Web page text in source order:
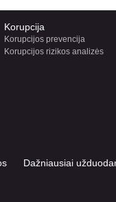
Korupcija
Korupcijos prevencija
Korupcijos rizikos analizės
Dažniausiai